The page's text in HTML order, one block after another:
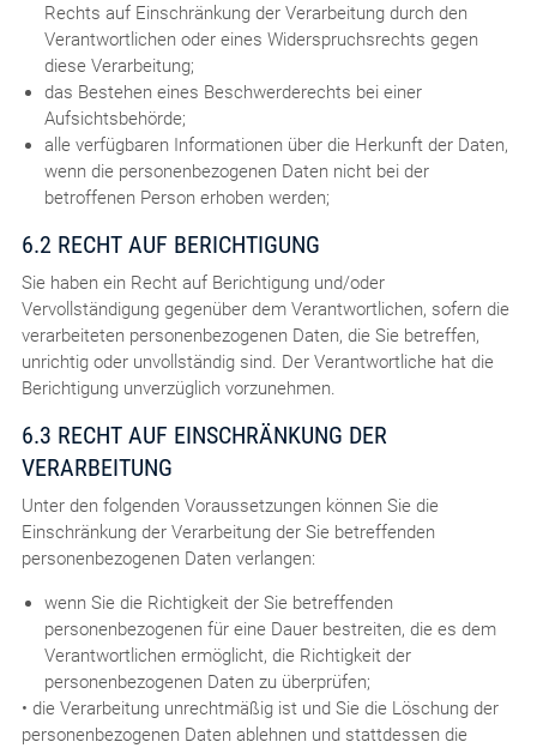
Rechts auf Einschränkung der Verarbeitung durch den
Verantwortlichen oder eines Widerspruchsrechts gegen
diese Verarbeitung;
das Bestehen eines Beschwerderechts bei einer
Aufsichtsbehörde;
alle verfügbaren Informationen über die Herkunft der Daten,
wenn die personenbezogenen Daten nicht bei der
betroffenen Person erhoben werden;
6.2 RECHT AUF BERICHTIGUNG
Sie haben ein Recht auf Berichtigung und/oder
Vervollständigung gegenüber dem Verantwortlichen, sofern die
verarbeiteten personenbezogenen Daten, die Sie betreffen,
unrichtig oder unvollständig sind. Der Verantwortliche hat die
Berichtigung unverzüglich vorzunehmen.
6.3 RECHT AUF EINSCHRÄNKUNG DER
VERARBEITUNG
Unter den folgenden Voraussetzungen können Sie die
Einschränkung der Verarbeitung der Sie betreffenden
personenbezogenen Daten verlangen:
wenn Sie die Richtigkeit der Sie betreffenden
personenbezogenen für eine Dauer bestreiten, die es dem
Verantwortlichen ermöglicht, die Richtigkeit der
personenbezogenen Daten zu überprüfen;
• die Verarbeitung unrechtmäßig ist und Sie die Löschung der
personenbezogenen Daten ablehnen und stattdessen die